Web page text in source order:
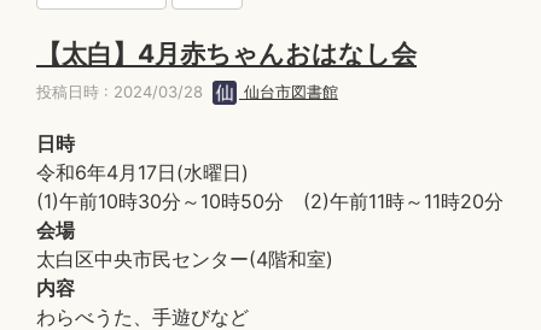
【太白】4月赤ちゃんおはなし会
投稿日時 : 2024/03/28 仙台市図書館
日時
令和6年4月17日(水曜日)
(1)午前10時30分～10時50分 (2)午前11時～11時20分
会場
太白区中央市民センター(4階和室)
内容
わらべうた、手遊びなど